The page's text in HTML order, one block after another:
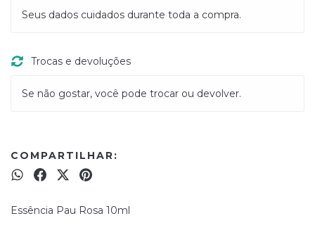
Seus dados cuidados durante toda a compra.
Trocas e devoluções
Se não gostar, você pode trocar ou devolver.
COMPARTILHAR:
Essência Pau Rosa 10ml